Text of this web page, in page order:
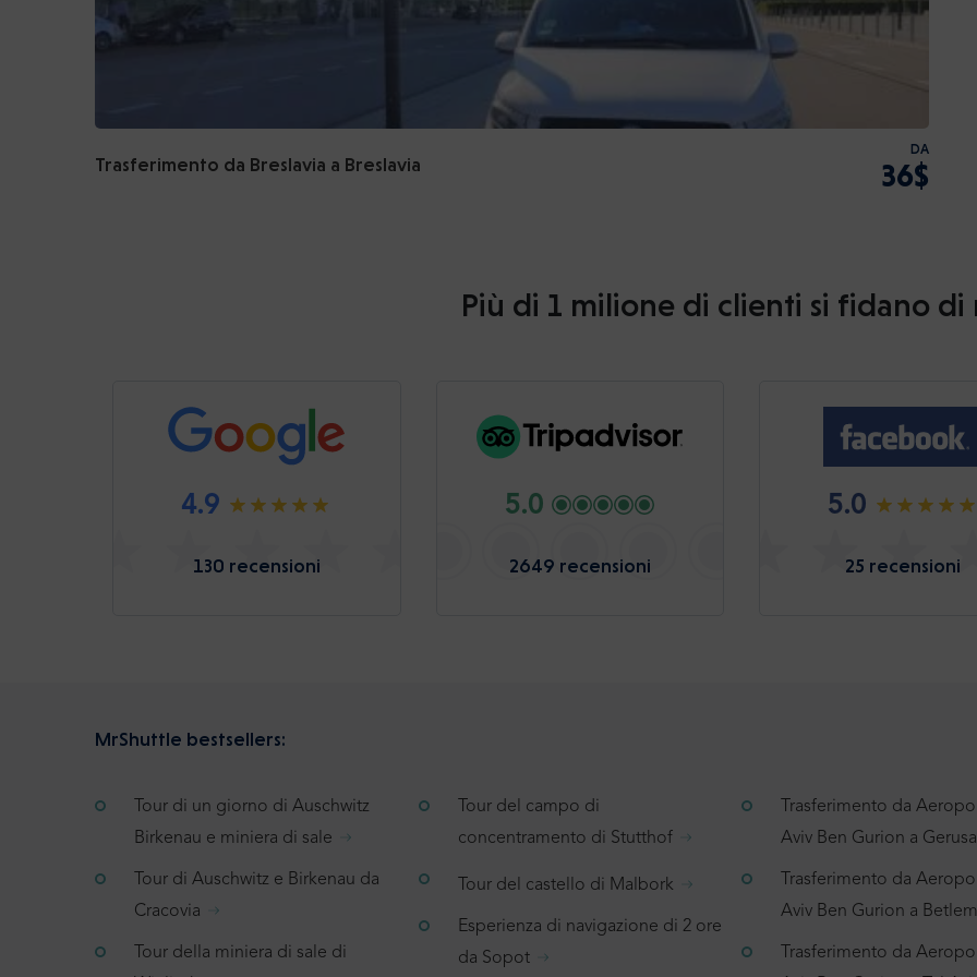
Trasferimento da Breslavia a Breslavia
DA
36$
Più di 1 milione di clienti si fidano di
4.9
130 recensioni
5.0
2649 recensioni
5.0
25 recensioni
MrShuttle bestsellers:
Tour di un giorno di Auschwitz
Birkenau e miniera di sale
Tour di Auschwitz e Birkenau da
Cracovia
Tour della miniera di sale di
Tour del campo di
concentramento di Stutthof
Tour del castello di Malbork
Esperienza di navigazione di 2 ore
da Sopot
Trasferimento da
Aviv Ben Gurion a
Trasferimento da
Aviv Ben Gurion a
Trasferimento da